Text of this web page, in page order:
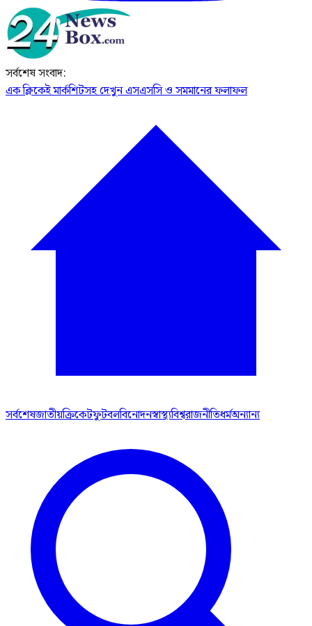
সর্বশেষ সংবাদ:
এক ক্লিকেই মার্কশিটসহ দেখুন এসএসসি ও সমমানের ফলাফল
সর্বশেষজাতীয়ক্রিকেটফুটবলবিনোদনস্বাস্থ্যবিশ্বরাজনীতিধর্মঅন্যান্য